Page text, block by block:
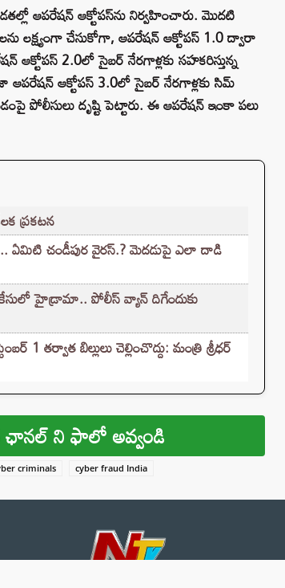
ఆపరేషన్ ఆక్టోపస్‌ను నిర్వహించారు. మొదటి
లక్ష్యంగా చేసుకోగా, ఆపరేషన్ ఆక్టోపస్ 1.0 ద్వారా
ఆక్టోపస్ 2.0లో సైబర్ నేరగాళ్లకు సహకరిస్తున్న
ఆపరేషన్ ఆక్టోపస్ 3.0లో సైబర్ నేరగాళ్లకు సిమ్
పోలీసులు దృష్టి పెట్టారు. ఈ ఆపరేషన్ ఇంకా పలు
ప్రకటన
ఏమిటి చండీపుర వైరస్.? మెదడుపై ఎలా దాడి
హైడ్రామా.. పోలీస్ వ్యాన్ దిగేందుకు
తర్వాత బిల్లులు చెల్లించొద్దు: మంత్రి శ్రీధర్
ని ఫాలో అవ్వండి
criminals
cyber fraud India